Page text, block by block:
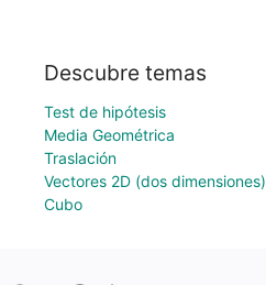
Descubre temas
Test de hipótesis
Media Geométrica
Traslación
Vectores 2D (dos dimensiones)
Cubo